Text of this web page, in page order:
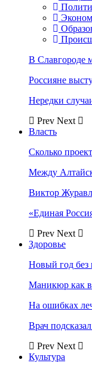
В Славгороде
Россияне
Нередки
Prev Next
Власть
Сколько
Между
Виктор
«Единая
Prev Next
Здоровье
Новый год без
Маникюр как в
На ошибках
Врач
Prev Next
Культура